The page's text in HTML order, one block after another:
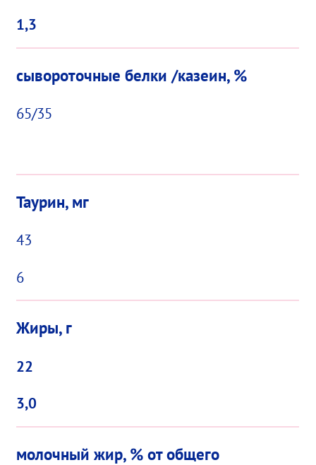
1,3
сывороточные белки /казеин, %
65/35
Таурин, мг
43
6
Жиры, г
22
3,0
молочный жир, % от общего